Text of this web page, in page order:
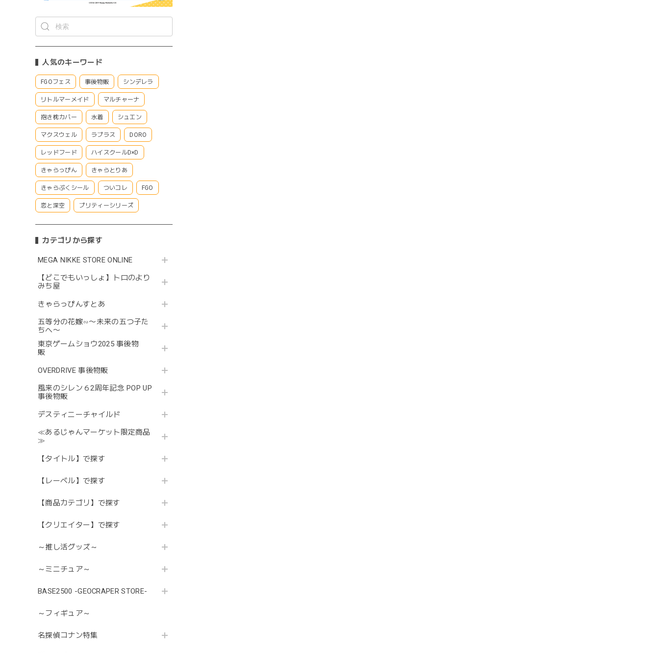
人気のキーワード
FGOフェス 事後物販 シンデレラ
リトルマーメイド マルチャーナ
抱き枕カバー 水着 シュエン
マクスウェル ラプラス DORO
レッドフード ハイスクールD×D
きゃらっぴん きゃらとりあ
きゃらぷくシール ついコレ FGO
恋と深空 プリティーシリーズ
カテゴリから探す
MEGA NIKKE STORE ONLINE
【どこでもいっしょ】トロのより
みち屋
きゃらっぴんすとあ
五等分の花嫁∽〜未来の五つ子た
ちへ〜
東京ゲームショウ2025 事後物
販
OVERDRIVE 事後物販
風来のシレン６2周年記念 POP UP
事後物販
デスティニーチャイルド
≪あるじゃんマーケット限定商品
≫
【タイトル】で探す
【レーベル】で探す
【商品カテゴリ】で探す
【クリエイター】で探す
～推し活グッズ～
～ミニチュア～
BASE2500 -GEOCRAPER STORE-
～フィギュア～
名探偵コナン特集